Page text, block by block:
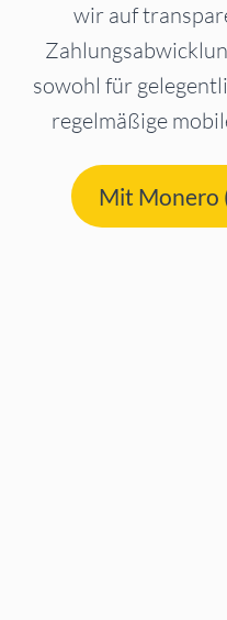
wir auf
sowohl für
regelmäßige
Mit Monero